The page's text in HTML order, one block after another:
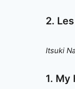
2.
Itsuki
1. My